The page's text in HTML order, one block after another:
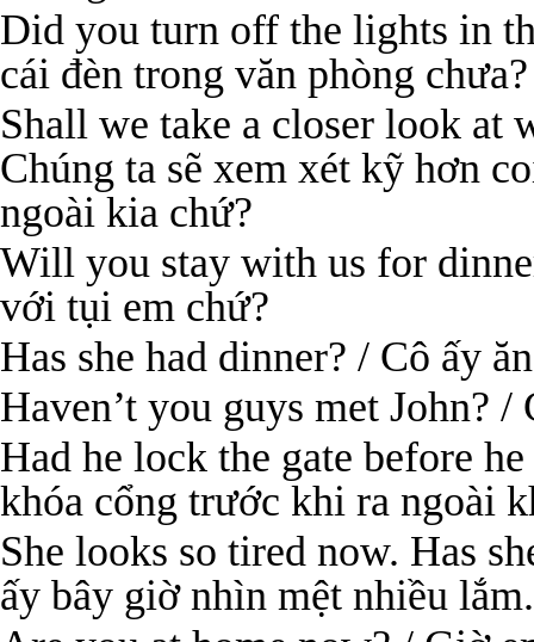
Did you turn off the lights in
cái đèn trong văn phòng chưa?
Shall we take a closer look at
Chúng ta sẽ xem xét kỹ hơn
ngoài kia chứ?
Will you stay with us for
với tụi em chứ?
Has she had dinner? / Cô ấy
Haven’t you guys met John? /
Had he lock the gate before
khóa cổng trước khi ra ngoài
She looks so tired now. Has
ấy bây giờ nhìn mệt nhiều